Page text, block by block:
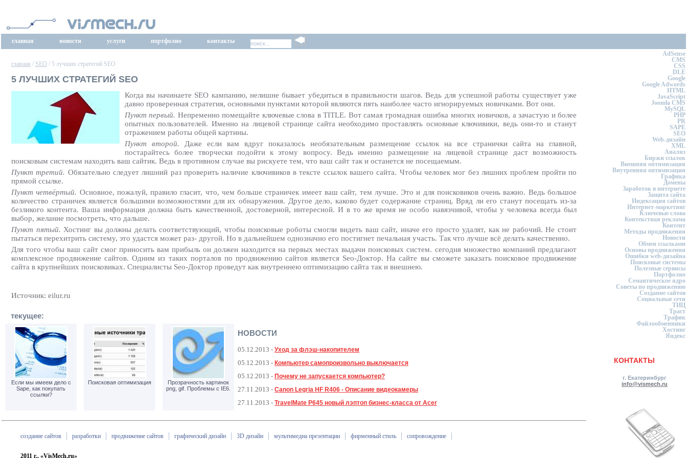
главная новости услуги портфолио контакты
главная / SEO / 5 лучших стратегий SEO
5 ЛУЧШИХ СТРАТЕГИЙ SEO
Когда вы начинаете SEO кампанию, нелишне бывает убедиться в правильности шагов. Ведь для успешной работы существует уже
давно проверенная стратегия, основными пунктами которой являются пять наиболее часто игнорируемых новичками. Вот они.
Пункт первый. Непременно помещайте ключевые слова в TITLE. Вот самая громадная ошибка многих новичков, а зачастую и более
опытных пользователей. Именно на лицевой странице сайта необходимо проставлять основные ключивики, ведь они-то и станут
отражением работы общей картины.
Пункт второй. Даже если вам вдруг показалось необязательным размещение ссылок на все странички сайта на главной,
постарайтесь более творчески подойти к этому вопросу. Ведь именно размещение на лицевой странице даст возможность
поисковым системам находить ваш сайтик. Ведь в противном случае вы рискуете тем, что ваш сайт так и останется не посещаемым.
Пункт третий. Обязательно следует лишний раз проверить наличие ключивиков в тексте ссылок вашего сайта. Чтобы человек мог без лишних проблем пройти по
прямой ссылке.
Пункт четвёртый. Основное, пожалуй, правило гласит, что, чем больше страничек имеет ваш сайт, тем лучше. Это и для поисковиков очень важно. Ведь большое
количество страничек является большими возможностями для их обнаружения. Другое дело, каково будет содержание страниц. Вряд ли его станут посещать из-за
безликого контента. Ваша информация должна быть качественной, достоверной, интересной. И в то же время не особо навязчивой, чтобы у человека всегда был
выбор, желание посмотреть, что дальше.
Пункт пятый. Хостинг вы должны делать соответствующий, чтобы поисковые роботы смогли видеть ваш сайт, иначе его просто удалят, как не рабочий. Не стоит
пытаться перехитрить систему, это удастся может раз- другой. Но в дальнейшем однозначно его постигнет печальная участь. Так что лучше всё делать качественно.
Для того чтобы ваш сайт смог приносить вам прибыль он должен находится на первых местах выдачи поисковых систем. сегодня множество компаний предлагают
комплексное продвижение сайтов. Одним из таких порталов по продвижению сайтов является Seo-Доктор. На сайте вы сможете заказать поисковое продвижение
сайта в крупнейших поисковиках. Специалисты Seo-Доктор проведут как внутреннею оптимизацию сайта так и внешнею.
Источник: eilur.ru
AdSense
CMS
CSS
DLE
Google
Google Adwords
HTML
JavaScript
Joomla CMS
MySQL
PHP
PR
SAPE
SEO
Web-дизайн
XML
Анализ
Биржи ссылок
Внешняя оптимизация
Внутренняя оптимизация
Графика
Домены
Заработок в интернете
Защита сайта
Индексация сайтов
Интернет-маркетинг
Ключевые слова
Контекстная реклама
Контент
Методы продвижения
Новости
Обмен ссылками
Основы продвижения
Ошибки web-дизайна
Поисковые системы
Полезные сервисы
Портфолио
Семантическое ядро
Советы по продвижению
Создание сайтов
Социальные сети
ТИЦ
Траст
Трафик
Файлообменники
Хостинг
Яндекс
КОНТАКТЫ
г. Екатеринбург
info@vismech.ru
текущее:
Если мы имеем дело с
Sape, как покупать
ссылки?
Поисковая оптимизация
Прозрачность картинок
png, gif. Проблемы с IE6.
НОВОСТИ
05.12.2013 - Уход за флэш-накопителем
05.12.2013 - Компьютер самопроизвольно выключается
05.12.2013 - Почему не запускается компьютер?
27.11.2013 - Canon Legria HF R406 - Описание видеокамеры
27.11.2013 - TravelMate P645 новый лэптоп бизнес-класса от Acer
создание сайтов разработки продвижение сайтов графический дизайн 3D дизайн мультимедиа презентации фирменный стиль сопровождение
2011 г., «VisMech.ru»